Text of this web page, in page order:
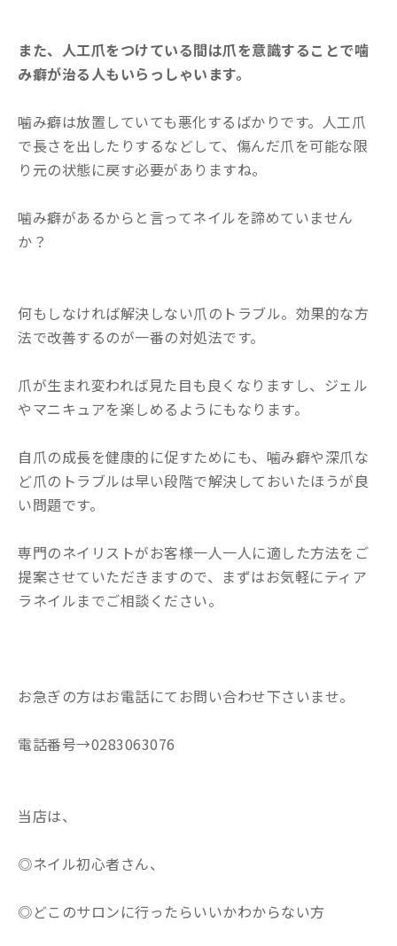
また、人工爪をつけている間は爪を意識することで噛
み癖が治る人もいらっしゃいます。
噛み癖は放置していても悪化するばかりです。人工爪
で長さを出したりするなどして、傷んだ爪を可能な限
り元の状態に戻す必要がありますね。
噛み癖があるからと言ってネイルを諦めていません
か？
何もしなければ解決しない爪のトラブル。効果的な方
法で改善するのが一番の対処法です。
爪が生まれ変われば見た目も良くなりますし、ジェル
やマニキュアを楽しめるようにもなります。
自爪の成長を健康的に促すためにも、噛み癖や深爪な
ど爪のトラブルは早い段階で解決しておいたほうが良
い問題です。
専門のネイリストがお客様一人一人に適した方法をご
提案させていただきますので、まずはお気軽にティア
ラネイルまでご相談ください。
お急ぎの方はお電話にてお問い合わせ下さいませ。
電話番号→0283063076
当店は、
◎ネイル初心者さん、
◎どこのサロンに行ったらいいかわからない方